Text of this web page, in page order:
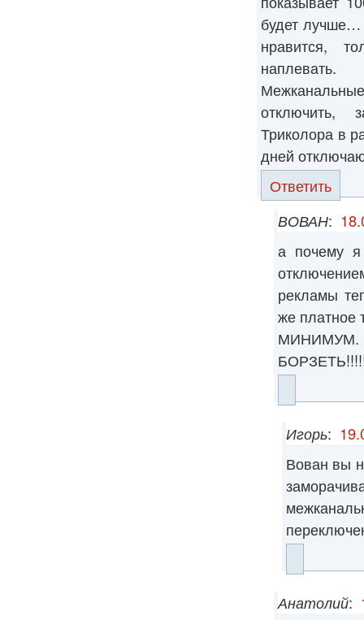
будет лучше…
нравится,
наплевать.
отключить,
Триколора в
дней
Ответить
ВОВАН:
а почему
рекламы
же
Игорь:
Вован вы
Анатолий: